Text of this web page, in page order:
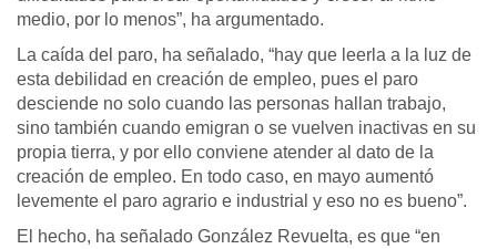
medio, por lo menos”, ha argumentado.
La caída del paro, ha señalado, “hay que leerla a la luz de
esta debilidad en creación de empleo, pues el paro
desciende no solo cuando las personas hallan trabajo,
sino también cuando emigran o se vuelven inactivas en su
propia tierra, y por ello conviene atender al dato de la
creación de empleo. En todo caso, en mayo aumentó
levemente el paro agrario e industrial y eso no es bueno”.
El hecho, ha señalado González Revuelta, es que “en